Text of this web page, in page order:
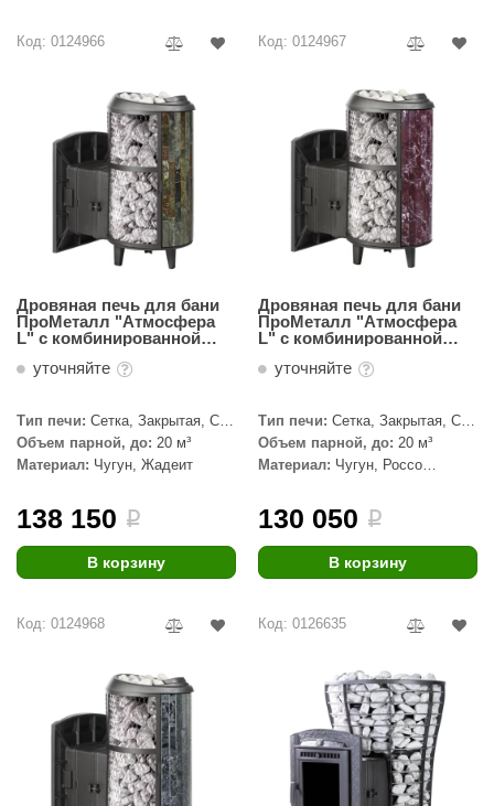
Код: 0124966
Дровяная печь для бани
ПроМеталл "Атмосфера
L" с комбинированной
наборный
уточняйте
Тип печи: Сетка, Закрытая, С
паровой пушкой
Объем парной, до: 20 м³
Материал: Чугун, Жадеит
138 150 i
В корзину
Код: 0124967
Дровяная печь для бани
ПроМеталл "Атмосфера
L" с комбинированной
Леванто, наборный
уточняйте
Тип печи: Сетка, Закрытая, С
паровой пушкой
Объем парной, до: 20 м³
Материал: Чугун, Россо
130 050 i
В корзину
Код: 0124968 Код: 0126635